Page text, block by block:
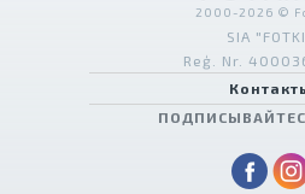
2000-2026 ©
SIA
Reģ. Nr.